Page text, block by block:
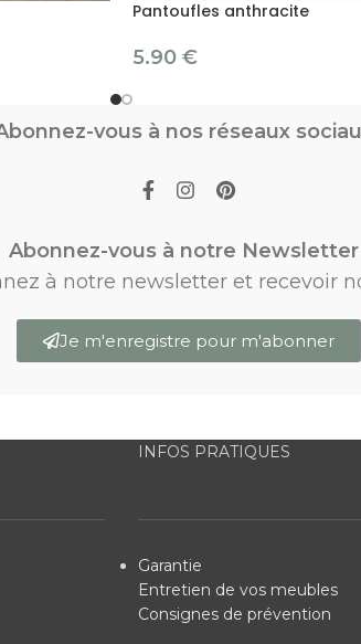
Pantoufles anthracite
5.90 €
vous à nos réseaux
Abonnez-vous à notre Newsletter
à notre newsletter et recevoir
Je m'enregistre pour m'abonner
INFOS PRATIQUES
Garantie
Entretien de vos meubles
Consignes de prévention